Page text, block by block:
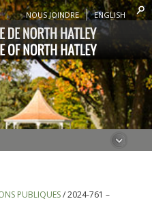
NOUS JOINDRE ENGLISH
PUBLIQUES/2024-761 –